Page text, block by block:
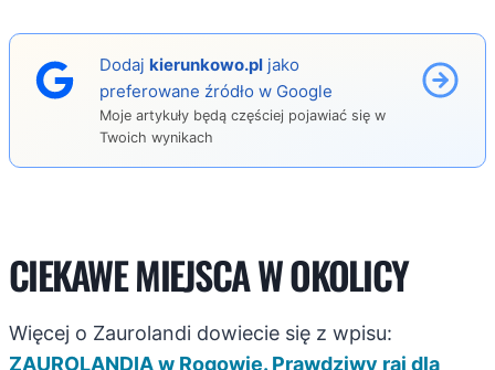
Dodajkierunkowo.pl jako
preferowane źródło w Google
Moje artykuły będą częściej pojawiać się w
Twoich wynikach
CIEKAWE MIEJSCA W OKOLICY
Więcej o Zaurolandi dowiecie się z wpisu:
ZAUROLANDIA w Rogowie. Prawdziwy raj dla